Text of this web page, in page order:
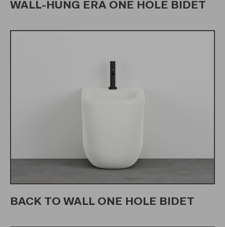
WALL-HUNG ERA ONE HOLE BIDET
BACK TO WALL ONE HOLE BIDET